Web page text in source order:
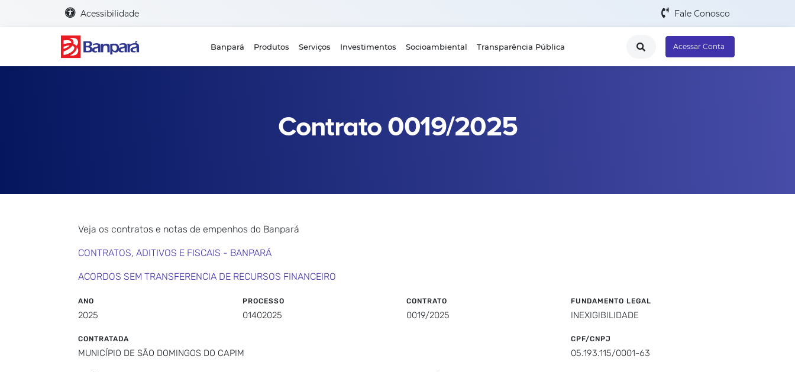
Acessibilidade Fale Conosco
Banpará Produtos Serviços Investimentos Socioambiental Transparência Pública Acessar Conta
Contrato 0019/2025
Veja os contratos e notas de empenhos do Banpará
CONTRATOS, ADITIVOS E FISCAIS - BANPARÁ
ACORDOS SEM TRANSFERENCIA DE RECURSOS FINANCEIRO
ANO
2025
PROCESSO
01402025
CONTRATO
0019/2025
FUNDAMENTO LEGAL
INEXIGIBILIDADE
CONTRATADA
MUNICÍPIO DE SÃO DOMINGOS DO CAPIM
CPF/CNPJ
05.193.115/0001-63